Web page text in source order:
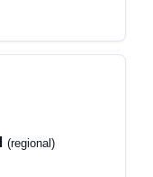
(regional)